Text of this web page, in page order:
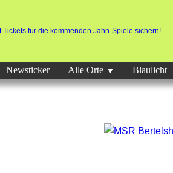
Newsticker Alle Orte Blaulicht